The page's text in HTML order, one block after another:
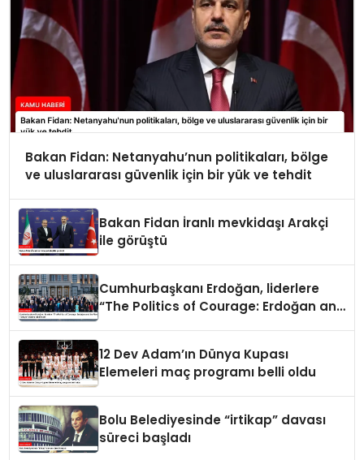
Bakan Fidan: Netanyahu’nun politikaları, bölge
ve uluslararası güvenlik için bir yük ve tehdit
Bakan Fidan İranlı mevkidaşı Arakçi
ile görüştü
Cumhurbaşkanı Erdoğan, liderlere
“The Politics of Courage: Erdoğan and
12 Dev Adam’ın Dünya Kupası
Elemeleri maç programı belli oldu
Bolu Belediyesinde “irtikap” davası
süreci başladı